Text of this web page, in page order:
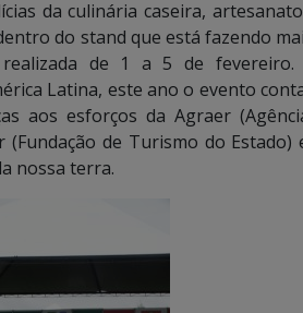
da culinária caseira,
do stand que está fazendo
realizada de 1 a 5 de
Latina, este ano o evento
aos esforços da Agraer
(Fundação de Turismo do
nossa terra.